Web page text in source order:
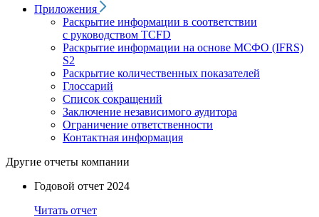
Приложения
Раскрытие информации в соответствии
с руководством TCFD
Раскрытие информации на основе МСФО (IFRS)
S2
Раскрытие количественных показателей
Глоссарий
Список сокращений
Заключение независимого аудитора
Ограничение ответственности
Контактная информация
Другие отчеты компании
Годовой отчет 2024
Читать отчет